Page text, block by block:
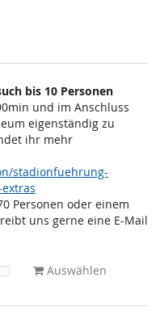
bis 10 Personen
und im Anschluss
eigenständig zu
ihr mehr
stadionfuehrung-
Personen oder einem
uns gerne eine E-Mail
Auswählen